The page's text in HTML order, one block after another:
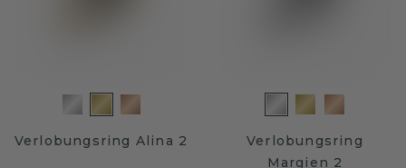
Verlobungsring Alina 2
Verlobungsring
Margien 2